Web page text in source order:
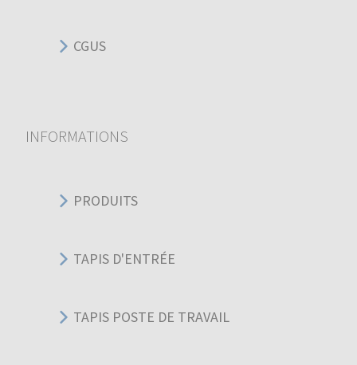
CGUS
INFORMATIONS
PRODUITS
TAPIS D'ENTRÉE
TAPIS POSTE DE TRAVAIL